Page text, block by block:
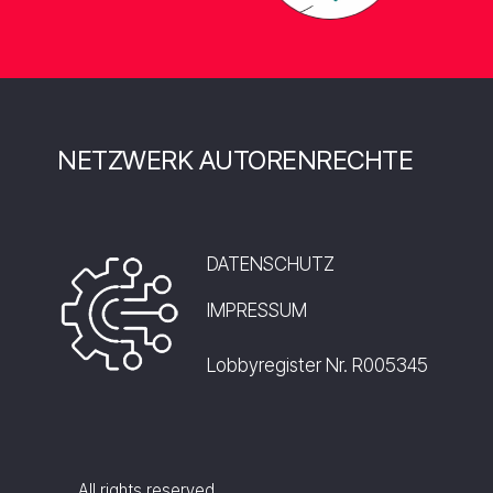
NETZWERK AUTORENRECHTE
DATENSCHUTZ
IMPRESSUM
Lobbyregister Nr. R005345